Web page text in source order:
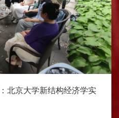
北京大学新结构经济学实